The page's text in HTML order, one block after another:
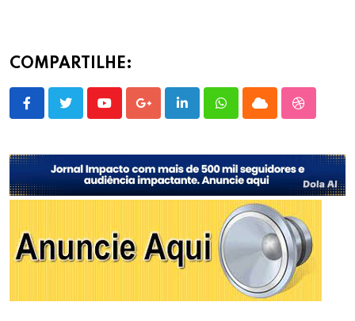
COMPARTILHE:
YoutubeGoogle+LinkedInWhatsappCloud